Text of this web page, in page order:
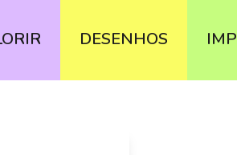
DESENHOS